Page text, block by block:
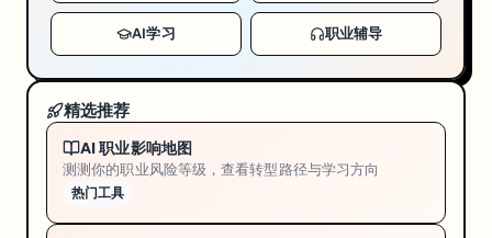
AI学习 职业辅导
精选推荐
AI 职业影响地图
测测你的职业风险等级，查看转型路径与学习方向
热门工具